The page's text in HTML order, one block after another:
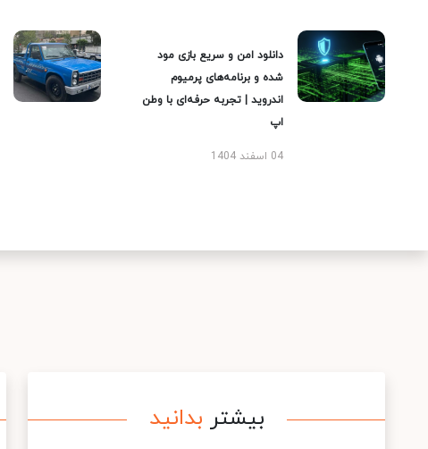
دانلود امن و سریع بازی مود
شده و برنامه‌های پرمیوم
اندروید | تجربه حرفه‌ای با وطن
اپ
04 اسفند 1404
بیشتر بدانید